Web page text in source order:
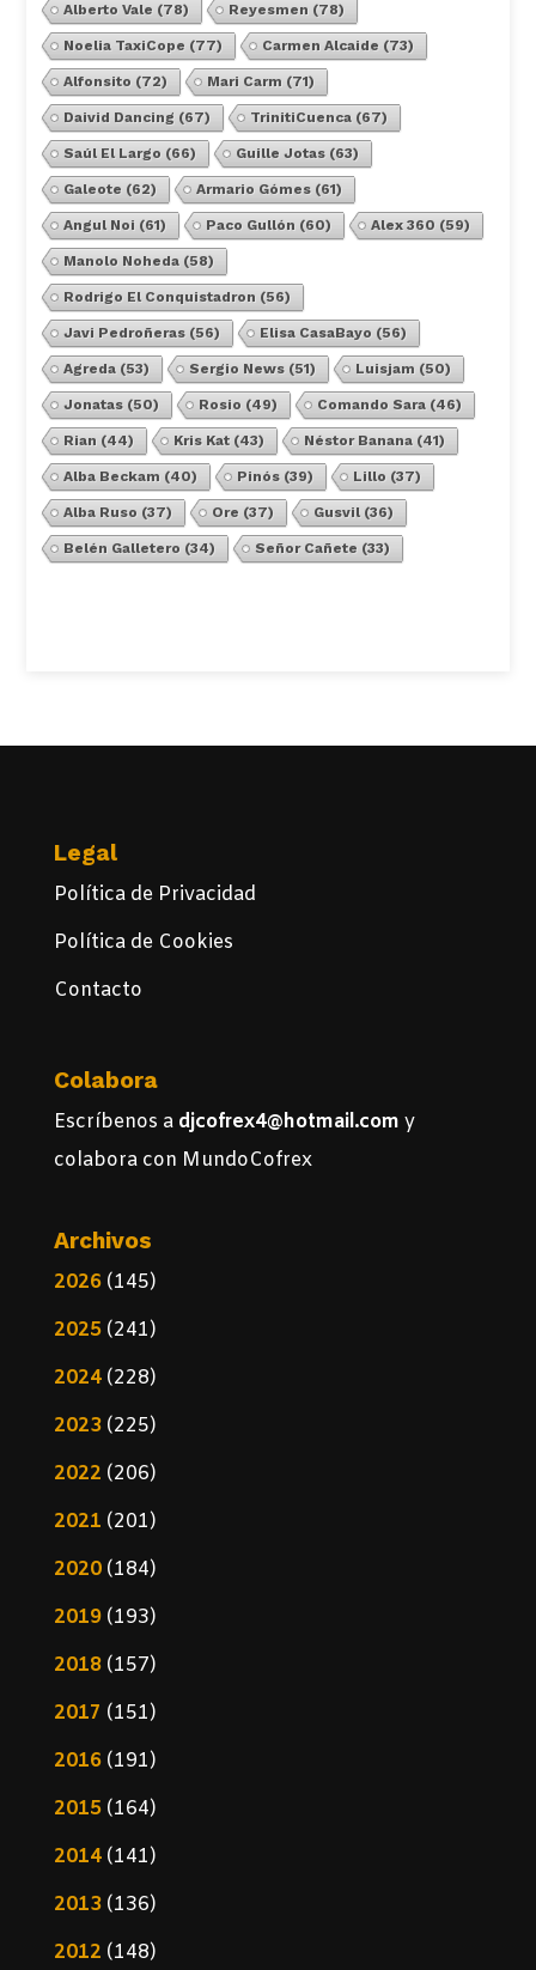
Alberto Vale (78) Reyesmen (78)
Noelia TaxiCope (77) Carmen Alcaide (73)
Alfonsito (72) Mari Carm (71)
Daivid Dancing (67) TrinitiCuenca(67)
Saúl El Largo (66) Guille Jotas(63)
Galeote (62) Armario Gómes(61)
Angul Noi (61) Paco Gullón (60) Alex 360 (59)
Manolo Noheda(58)
Rodrigo El Conquistadron (56)
Javi Pedroñeras(56) Elisa CasaBayo (56)
Agreda(53) Sergio News(51) Luisjam (50)
Jonatas(50) Rosio (49) Comando Sara(46)
Rian (44) Kris Kat(43) Néstor Banana(41)
Alba Beckam (40) Pinós(39) Lillo (37)
Alba Ruso (37) Ore (37) Gusvil(36)
Belén Galletero (34) Señor Cañete (33)
Legal
Política de Privacidad
Política de Cookies
Contacto
Colabora
Escríbenos a djcofrex4@hotmail.com y
colabora con MundoCofrex
Archivos
2026(145)
2025(241)
2024(228)
2023(225)
2022 (206)
2021 (201)
2020(184)
2019(193)
2018(157)
2017 (151)
2016(191)
2015(164)
2014(141)
2013(136)
2012 (148)